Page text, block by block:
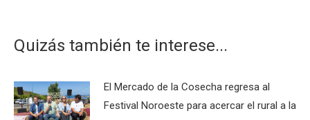
Quizás también te interese...
El Mercado de la Cosecha regresa al
Festival Noroeste para acercar el rural a la